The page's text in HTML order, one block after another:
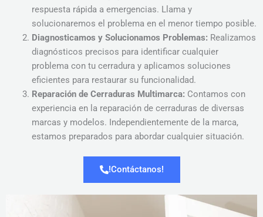
respuesta rápida a emergencias. Llama y
solucionaremos el problema en el menor tiempo posible.
Diagnosticamos y Solucionamos Problemas: Realizamos
diagnósticos precisos para identificar cualquier
problema con tu cerradura y aplicamos soluciones
eficientes para restaurar su funcionalidad.
Reparación de Cerraduras Multimarca: Contamos con
experiencia en la reparación de cerraduras de diversas
marcas y modelos. Independientemente de la marca,
estamos preparados para abordar cualquier situación.
!Contáctanos!